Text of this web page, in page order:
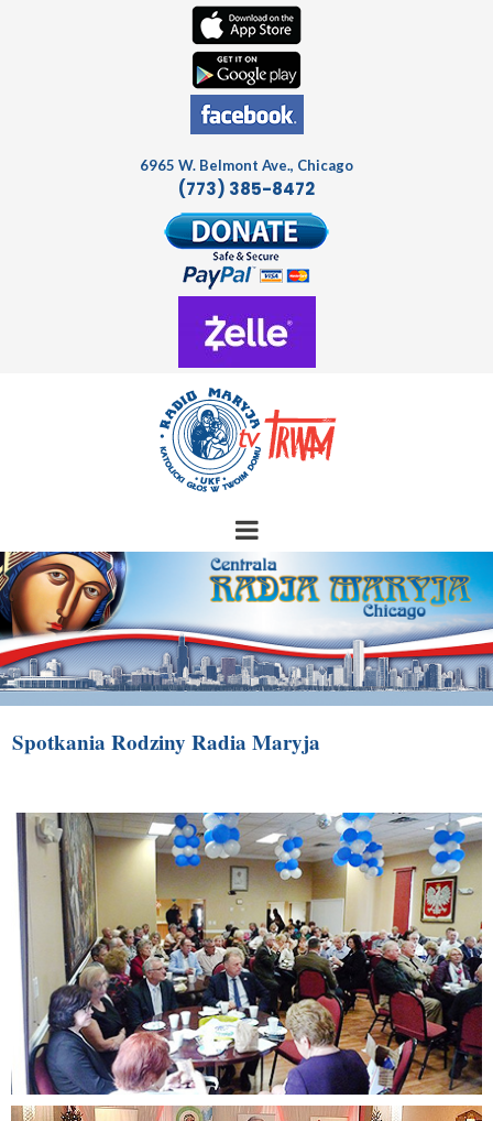
6965 W. Belmont Ave., Chicago
(773) 385-8472
Spotkania Rodziny Radia Maryja